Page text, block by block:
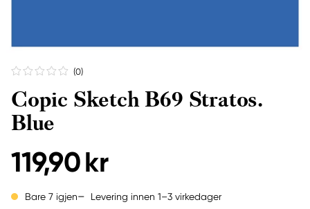
(0)
Copic Sketch B69 Stratos.
Blue
119,90 kr
Bare 7 igjen Levering innen 1–3 virkedager